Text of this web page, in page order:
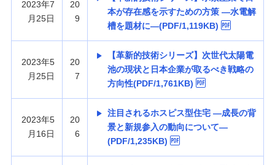
2023年7
月25日
20
9
本が存在感を示すための方策 —水電解
槽を題材に—(PDF/1,119KB)
2023年5
月25日
20
7
【革新的技術シリーズ】次世代太陽電
池の現状と日本企業が取るべき戦略の
方向性(PDF/1,761KB)
2023年5
月16日
20
6
注目されるホスピス型住宅 —成長の背
景と新規参入の動向について—
(PDF/1,235KB)